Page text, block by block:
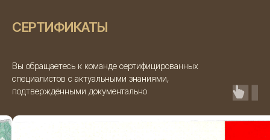
СЕРТИФИКАТЫ
Вы обращаетесь к команде сертифицированных
специалистов с актуальными знаниями,
подтверждёнными документально